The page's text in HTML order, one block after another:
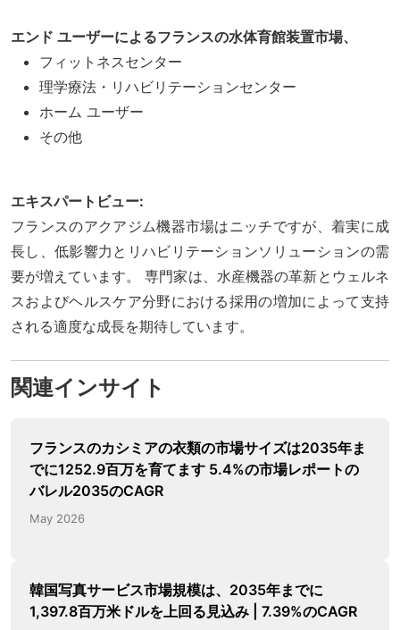
エンド ユーザーによるフランスの水体育館装置市場、
フィットネスセンター
理学療法・リハビリテーションセンター
ホーム ユーザー
その他
エキスパートビュー:
フランスのアクアジム機器市場はニッチですが、着実に成
長し、低影響力とリハビリテーションソリューションの需
要が増えています。 専門家は、水産機器の革新とウェルネ
スおよびヘルスケア分野における採用の増加によって支持
される適度な成長を期待しています。
関連インサイト
フランスのカシミアの衣類の市場サイズは2035年ま
でに1252.9百万を育てます 5.4%の市場レポートの
バレル2035のCAGR
May 2026
韓国写真サービス市場規模は、2035年までに
1,397.8百万米ドルを上回る見込み | 7.39%のCAGR